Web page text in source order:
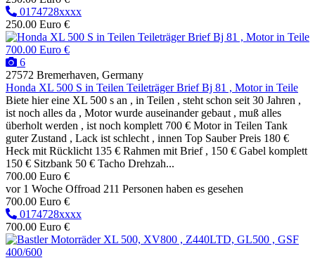
0174728xxxx
250.00 Euro €
700.00 Euro €
6
27572 Bremerhaven, Germany
Honda XL 500 S in Teilen Teileträger Brief Bj 81 , Motor in Teile
Biete hier eine XL 500 s an , in Teilen , steht schon seit 30 Jahren ,
ist noch alles da , Motor wurde auseinander gebaut , muß alles
überholt werden , ist noch komplett 700 € Motor in Teilen Tank
guter Zustand , Lack ist schlecht , innen Top Sauber Preis 180 €
Heck mit Rücklicht 135 € Rahmen mit Brief , 150 € Gabel komplett
150 € Sitzbank 50 € Tacho Drehzah...
700.00 Euro €
vor 1 Woche Offroad 211 Personen haben es gesehen
700.00 Euro €
0174728xxxx
700.00 Euro €